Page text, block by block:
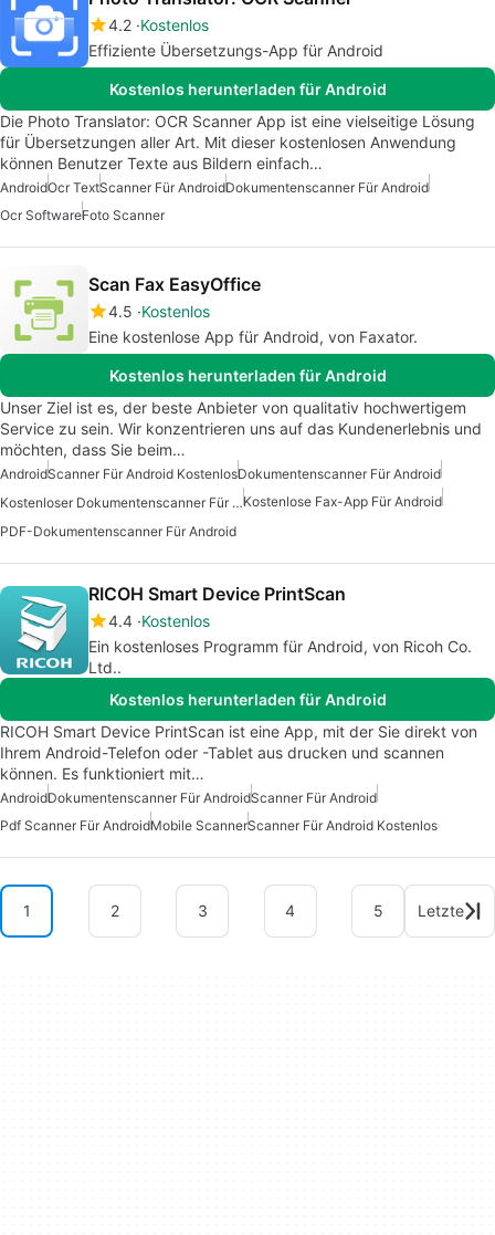
4.2 Kostenlos
Effiziente Übersetzungs-App für Android
Kostenlos herunterladen für Android
Die Photo Translator: OCR Scanner App ist eine vielseitige Lösung
für Übersetzungen aller Art. Mit dieser kostenlosen Anwendung
können Benutzer Texte aus Bildern einfach…
AndroidOcr TextScanner Für AndroidDokumentenscanner Für Android
Ocr SoftwareFoto Scanner
Scan Fax EasyOffice
4.5 Kostenlos
Eine kostenlose App für Android, von Faxator.
Kostenlos herunterladen für Android
Unser Ziel ist es, der beste Anbieter von qualitativ hochwertigem
Service zu sein. Wir konzentrieren uns auf das Kundenerlebnis und
möchten, dass Sie beim…
AndroidScanner Für Android KostenlosDokumentenscanner Für Android
Kostenloser Dokumentenscanner Für AndroidKostenlose Fax-App Für Android
PDF-Dokumentenscanner Für Android
RICOH Smart Device PrintScan
4.4 Kostenlos
Ein kostenloses Programm für Android, von Ricoh Co.
Ltd..
Kostenlos herunterladen für Android
RICOH Smart Device PrintScan ist eine App, mit der Sie direkt von
Ihrem Android-Telefon oder -Tablet aus drucken und scannen
können. Es funktioniert mit…
AndroidDokumentenscanner Für AndroidScanner Für Android
Pdf Scanner Für AndroidMobile ScannerScanner Für Android Kostenlos
1 2 3 4 5 Letzte